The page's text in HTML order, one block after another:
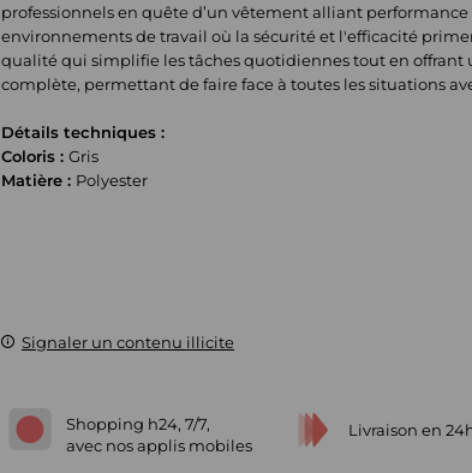
professionnels en quête d’un vêtement alliant
environnements de travail où la sécurité et l'efficacité
qualité qui simplifie les tâches quotidiennes tout en offrant
complète, permettant de faire face à toutes les situations
Détails techniques :
Coloris :Gris
Matière : Polyester
Signaler un contenu illicite
Shopping h24, 7/7,
avec nos applis mobiles
Livraison en